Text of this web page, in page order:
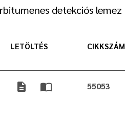
detekciós lemez
LETÖLTÉS CIKKSZÁM
description import_contacts 55053